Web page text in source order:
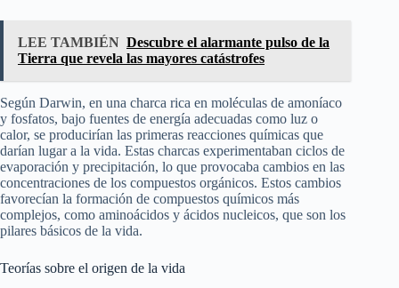
LEE TAMBIÉN Descubre el alarmante pulso de la
Tierra que revela las mayores catástrofes
Según Darwin, en una charca rica en moléculas de amoníaco
y fosfatos, bajo fuentes de energía adecuadas como luz o
calor, se producirían las primeras reacciones químicas que
darían lugar a la vida. Estas charcas experimentaban ciclos de
evaporación y precipitación, lo que provocaba cambios en las
concentraciones de los compuestos orgánicos. Estos cambios
favorecían la formación de compuestos químicos más
complejos, como aminoácidos y ácidos nucleicos, que son los
pilares básicos de la vida.
Teorías sobre el origen de la vida